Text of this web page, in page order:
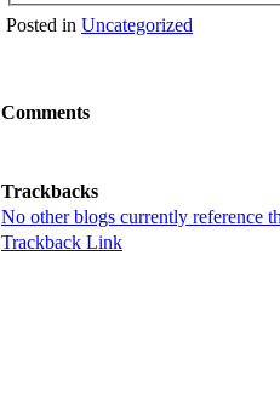
Posted in Uncategorized
Comments
Trackbacks
No other blogs currently reference
Trackback Link